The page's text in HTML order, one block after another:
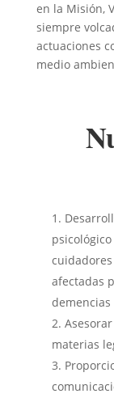
en la Misión,
siempre
actuaciones
medio
afectadas
materias